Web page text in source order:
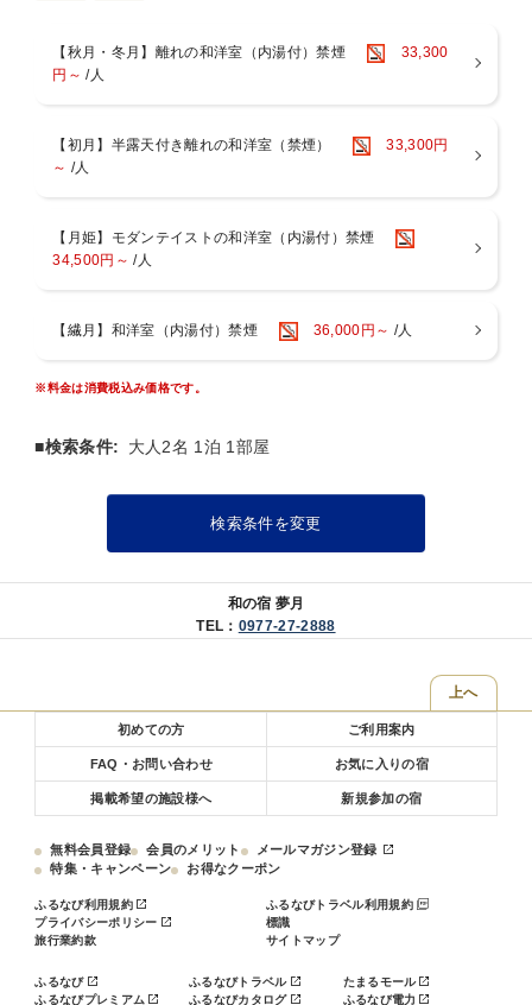
※グループ予約の場合、別プラン（飲み放題がついていないプラン）
でご予約の場合、
■冷蔵庫飲料無料
☆．。．：＊・゜ ゚＋。：．゚．☆．。．：＊・゜ ゚＋。：．゚．
タラバガニやサザエなど豪華海鮮を地獄蒸しで堪能！
～ご夕食～
元気の源、健康でおいしい和食をご準備いたします。
■■■■お食事について■■■■■■■■■■■■■■■■■■■
〇お食事は、お食事処個室でのお召し上がりとなります。
〇連泊の場合２泊目以降は料理長おまかせコースをご用意いたしま
〇お子様のお食事について
お子様ランチメニューへのご変更が可能です。
※「食事あり」でご予約の幼児のお子様(未就学児)には、お子様ラ
ンチをご用意いたします。
■■■■■■■■■■■■■■■■■■■■■■■■■■■■■■
・１階には男女別大浴場と露天風呂がございます。ご滞在中はいつ
でも入浴ＯＫ
入浴いただけます
緑の湯：陶器風呂（半露天風呂）
杏の湯：御影石のジャグジー風呂（内風呂）
【秋月・冬月】離れの和洋室（内湯付）禁煙
33,300
円～ /人
【初月】半露天付き離れの和洋室（禁煙）
33,300円
～ /人
【月姫】モダンテイストの和洋室（内湯付）禁煙
34,500円～ /人
【繊月】和洋室（内湯付）禁煙 36,000円～ /人
※料金は消費税込み価格です。
■検索条件: 大人2名 1泊 1部屋
検索条件を変更
和の宿 夢月
TEL： 0977-27-2888
上へ
初めての方 ご利用案内
FAQ・お問い合わせ お気に入りの宿
掲載希望の施設様へ 新規参加の宿
無料会員登録 会員のメリット
メールマガジン登録
特集・キャンペーン
お得なクーポン
ふるなび利用規約
ふるなびトラベル利用規約
プライバシーポリシー
標識
旅行業約款
サイトマップ
ふるなび ふるなびトラベル
たまるモール
ふるなびプレミアム
ふるなびカタログ ふるなび電力